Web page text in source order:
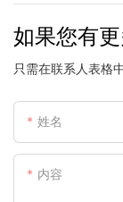
如果您有
只需在联系人表格
姓名
内容